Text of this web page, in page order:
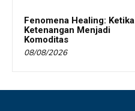
Fenomena Healing: Ketika
Ketenangan Menjadi
Komoditas
08/08/2026